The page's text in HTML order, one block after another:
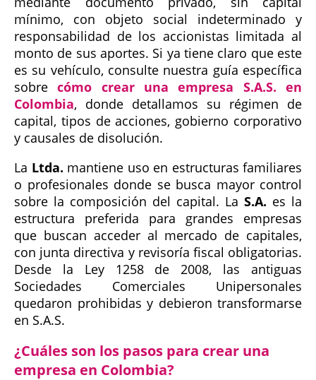
mínimo, con objeto social indeterminado y
responsabilidad de los accionistas limitada al
monto de sus aportes. Si ya tiene claro que este
es su vehículo, consulte nuestra guía específica
sobrecómo crear una empresa S.A.S. en
Colombia, donde detallamos su régimen de
capital, tipos de acciones, gobierno corporativo
y causales de disolución.
La Ltda. mantiene uso en estructuras familiares
o profesionales donde se busca mayor control
sobre la composición del capital. La S.A. es la
estructura preferida para grandes empresas
que buscan acceder al mercado de capitales,
con junta directiva y revisoría fiscal obligatorias.
Desde la Ley 1258 de 2008, las antiguas
Sociedades Comerciales Unipersonales
quedaron prohibidas y debieron transformarse
en S.A.S.
¿Cuáles son los pasos para crear una
empresa en Colombia?